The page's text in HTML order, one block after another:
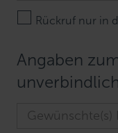
Rückruf nur in
Angaben